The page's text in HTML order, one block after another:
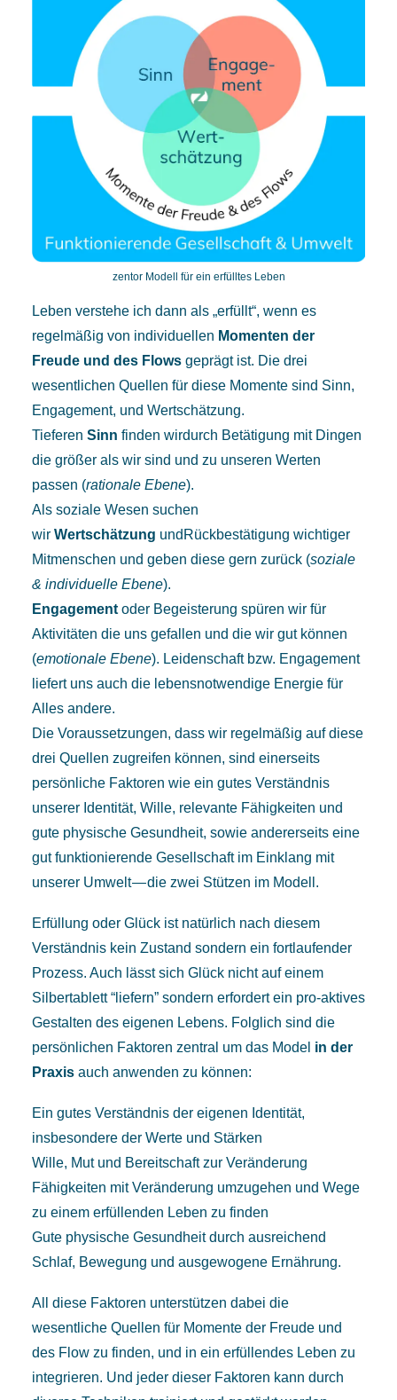
zentor Modell für ein erfülltes Leben
Leben verstehe ich dann als „erfüllt“, wenn es
regelmäßig von individuellen Momenten der
Freude und des Flows geprägt ist. Die drei
wesentlichen Quellen für diese Momente sind Sinn,
Engagement, und Wertschätzung.
Tieferen Sinn finden wirdurch Betätigung mit Dingen
die größer als wir sind und zu unseren Werten
passen (rationale Ebene).
Als soziale Wesen suchen
wir Wertschätzung undRückbestätigung wichtiger
Mitmenschen und geben diese gern zurück (soziale
& individuelle Ebene).
Engagement oder Begeisterung spüren wir für
Aktivitäten die uns gefallen und die wir gut können
(emotionale Ebene). Leidenschaft bzw. Engagement
liefert uns auch die lebensnotwendige Energie für
Alles andere.
Die Voraussetzungen, dass wir regelmäßig auf diese
drei Quellen zugreifen können, sind einerseits
persönliche Faktoren wie ein gutes Verständnis
unserer Identität, Wille, relevante Fähigkeiten und
gute physische Gesundheit, sowie andererseits eine
gut funktionierende Gesellschaft im Einklang mit
unserer Umwelt — die zwei Stützen im Modell.
Erfüllung oder Glück ist natürlich nach diesem
Verständnis kein Zustand sondern ein fortlaufender
Prozess. Auch lässt sich Glück nicht auf einem
Silbertablett “liefern” sondern erfordert ein pro-aktives
Gestalten des eigenen Lebens. Folglich sind die
persönlichen Faktoren zentral um das Model in der
Praxis auch anwenden zu können:
Ein gutes Verständnis der eigenen Identität,
insbesondere der Werte und Stärken
Wille, Mut und Bereitschaft zur Veränderung
Fähigkeiten mit Veränderung umzugehen und Wege
zu einem erfüllenden Leben zu finden
Gute physische Gesundheit durch ausreichend
Schlaf, Bewegung und ausgewogene Ernährung.
All diese Faktoren unterstützen dabei die
wesentliche Quellen für Momente der Freude und
des Flow zu finden, und in ein erfüllendes Leben zu
integrieren. Und jeder dieser Faktoren kann durch